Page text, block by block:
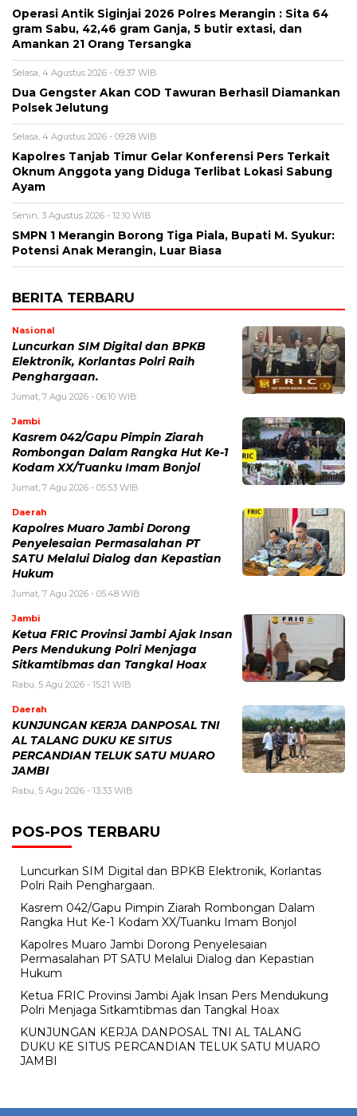
Operasi Antik Siginjai 2026 Polres Merangin : Sita 64
gram Sabu, 42,46 gram Ganja, 5 butir extasi, dan
Amankan 21 Orang Tersangka
Selasa, 4 Agustus 2026 - 09:37 WIB
Dua Gengster Akan COD Tawuran Berhasil Diamankan
Polsek Jelutung
Selasa, 4 Agustus 2026 - 09:28 WIB
Kapolres Tanjab Timur Gelar Konferensi Pers Terkait
Oknum Anggota yang Diduga Terlibat Lokasi Sabung
Ayam
Senin, 3 Agustus 2026 - 12:10 WIB
SMPN 1 Merangin Borong Tiga Piala, Bupati M. Syukur:
Potensi Anak Merangin, Luar Biasa
BERITA TERBARU
Nasional
Luncurkan SIM Digital dan BPKB
Elektronik, Korlantas Polri Raih
Penghargaan.
Jumat, 7 Agu 2026 - 06:10 WIB
Jambi
Kasrem 042/Gapu Pimpin Ziarah
Rombongan Dalam Rangka Hut Ke-1
Kodam XX/Tuanku Imam Bonjol
Jumat, 7 Agu 2026 - 05:53 WIB
Daerah
Kapolres Muaro Jambi Dorong
Penyelesaian Permasalahan PT
SATU Melalui Dialog dan Kepastian
Hukum
Jumat, 7 Agu 2026 - 05:48 WIB
Jambi
Ketua FRIC Provinsi Jambi Ajak Insan
Pers Mendukung Polri Menjaga
Sitkamtibmas dan Tangkal Hoax
Rabu, 5 Agu 2026 - 15:21 WIB
Daerah
KUNJUNGAN KERJA DANPOSAL TNI
AL TALANG DUKU KE SITUS
PERCANDIAN TELUK SATU MUARO
JAMBI
Rabu, 5 Agu 2026 - 13:33 WIB
POS-POS TERBARU
Luncurkan SIM Digital dan BPKB Elektronik, Korlantas
Polri Raih Penghargaan.
Kasrem 042/Gapu Pimpin Ziarah Rombongan Dalam
Rangka Hut Ke-1 Kodam XX/Tuanku Imam Bonjol
Kapolres Muaro Jambi Dorong Penyelesaian
Permasalahan PT SATU Melalui Dialog dan Kepastian
Hukum
Ketua FRIC Provinsi Jambi Ajak Insan Pers Mendukung
Polri Menjaga Sitkamtibmas dan Tangkal Hoax
KUNJUNGAN KERJA DANPOSAL TNI AL TALANG
DUKU KE SITUS PERCANDIAN TELUK SATU MUARO
JAMBI